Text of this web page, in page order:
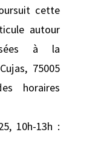
cette
autour
à la
75005
horaires
10h-13h :